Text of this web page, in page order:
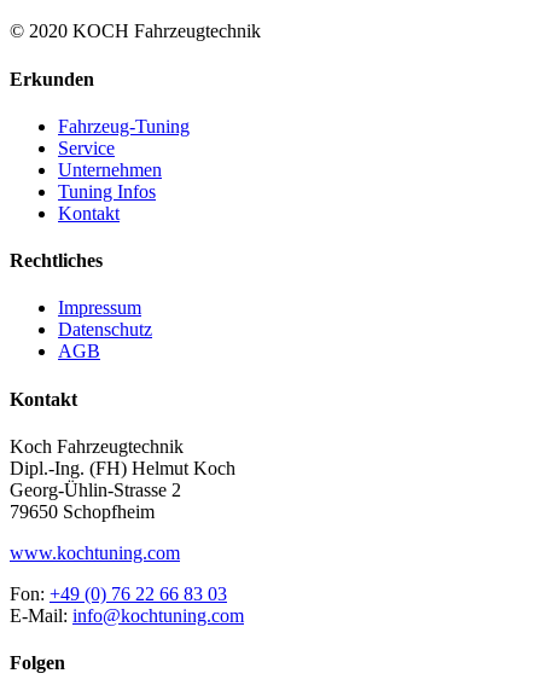
© 2020 KOCH Fahrzeugtechnik
Erkunden
Fahrzeug-Tuning
Service
Unternehmen
Tuning Infos
Kontakt
Rechtliches
Impressum
Datenschutz
AGB
Kontakt
Koch Fahrzeugtechnik
Dipl.-Ing. (FH) Helmut Koch
Georg-Ühlin-Strasse 2
79650 Schopfheim
www.kochtuning.com
Fon: +49 (0) 76 22 66 83 03
E-Mail: info@kochtuning.com
Folgen